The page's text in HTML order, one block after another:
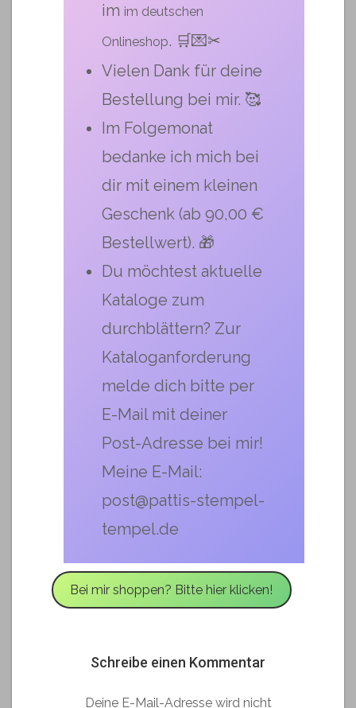
im im deutschen
Onlineshop. 🛒💌✂
Vielen Dank für deine
Bestellung bei mir. 🥰
Im Folgemonat
bedanke ich mich bei
dir mit einem kleinen
Geschenk (ab 90,00 €
Bestellwert). 🎁
Du möchtest aktuelle
Kataloge zum
durchblättern? Zur
Kataloganforderung
melde dich bitte per
E-Mail mit deiner
Post-Adresse bei mir!
Meine E-Mail:
post@pattis-stempel-
tempel.de
Bei mir shoppen? Bitte hier klicken!
Schreibe einen Kommentar
Deine E-Mail-Adresse wird nicht